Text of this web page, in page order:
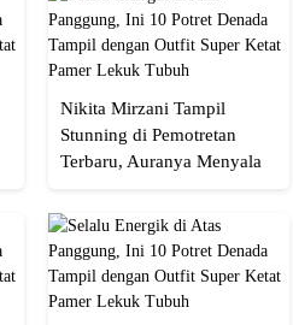
Nikita Mirzani Tampil
Stunning di Pemotretan
Terbaru, Auranya Menyala